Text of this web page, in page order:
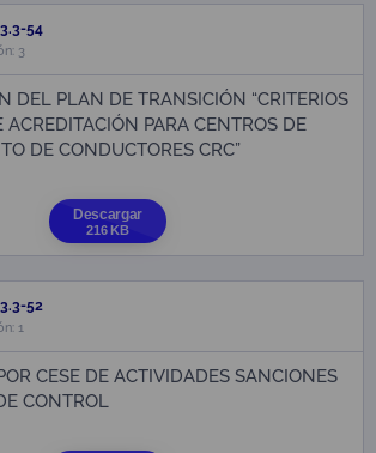
54
3
DEL PLAN DE TRANSICIÓN “CRITERIOS
ACREDITACIÓN PARA CENTROS DE
DE CONDUCTORES CRC”
Descargar
216 KB
52
1
CESE DE ACTIVIDADES SANCIONES
CONTROL